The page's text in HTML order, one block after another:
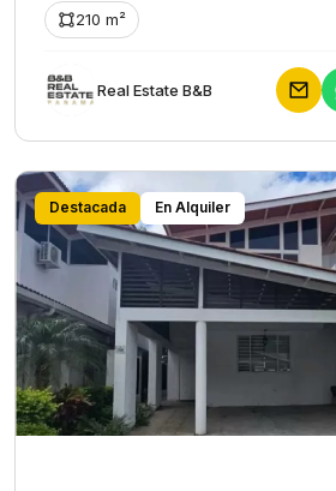
210 m²
Rеаl Еstаtе В&В
Destacada En Alquiler